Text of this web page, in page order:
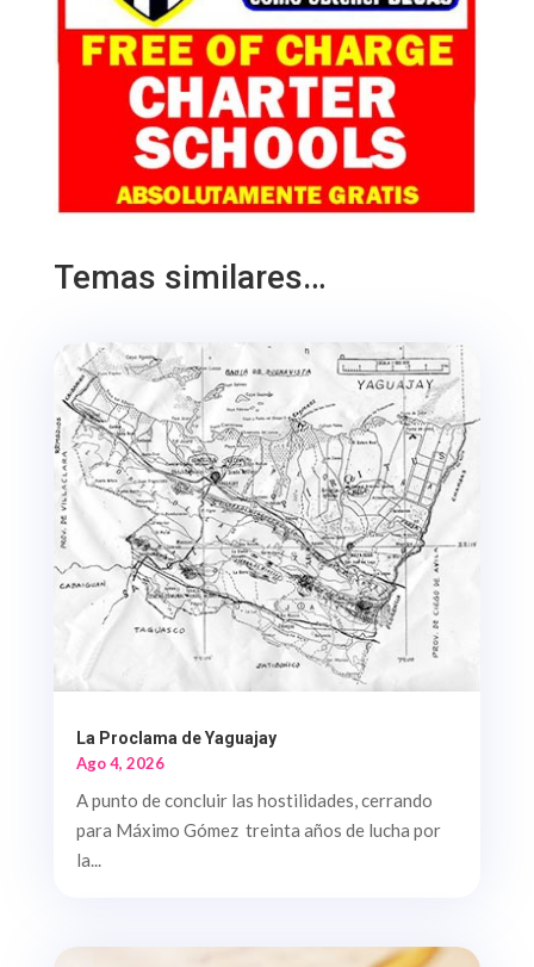
Temas similares…
La Proclama de Yaguajay
Ago 4, 2026
A punto de concluir las hostilidades, cerrando
para Máximo Gómez treinta años de lucha por
la...